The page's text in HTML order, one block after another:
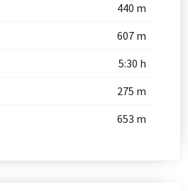
440 m
607 m
5:30 h
275 m
653 m